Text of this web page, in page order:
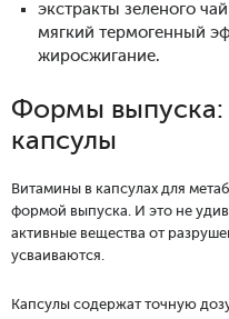
экстракты зеленого
мягкий термогенный
жиросжигание.
Формы
капсулы
Витамины в капсулах для
формой выпуска. И это не
активные вещества от
усваиваются.
Капсулы содержат точную